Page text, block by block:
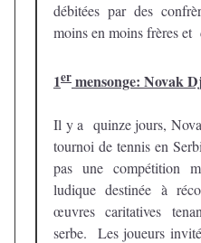
débitées par des
moins en moins frères
1er mensonge: Novak
Il y a quinze jours,
tournoi de tennis en
pas une compétition
ludique destinée à
œuvres caritatives
serbe. Les joueurs